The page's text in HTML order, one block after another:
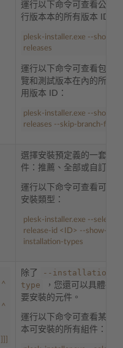
運行以下命令可查看公開發
行版本本的所有版本 ID：
plesk-installer.exe --show-
releases
運行以下命令可查看包括預
覽和測試版本在內的所有可
用版本 ID：
plesk-installer.exe --show-
releases --skip-branch-filter
選擇安裝預定義的一套組
件：推薦、全部或自訂。
運行以下命令可查看可用的
安裝類型：
plesk-installer.exe --select-
release-id < ID> --show-
installation-types
^
^
除了
--installation-
type
，您還可以具體指定
要安裝的元件。
運行以下命令可查看某個版
本可安裝的所有組件：